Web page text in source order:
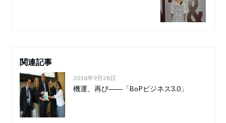
関連記事
2016年9月28日
機運、再び――「BoPビジネス3.0」